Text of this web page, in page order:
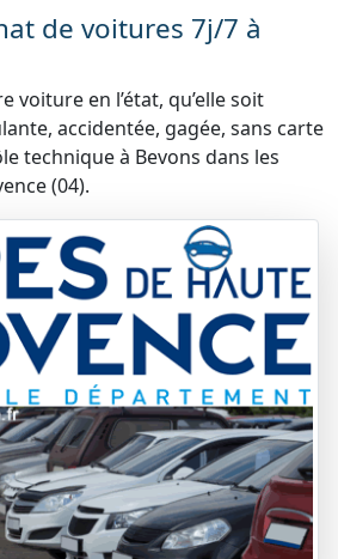
de voitures 7j/7 à
voiture en l’état, qu’elle soit
accidentée, gagée, sans carte
technique à Bevons dans les
(04).